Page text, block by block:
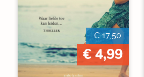
€ 17,50
€ 4,99